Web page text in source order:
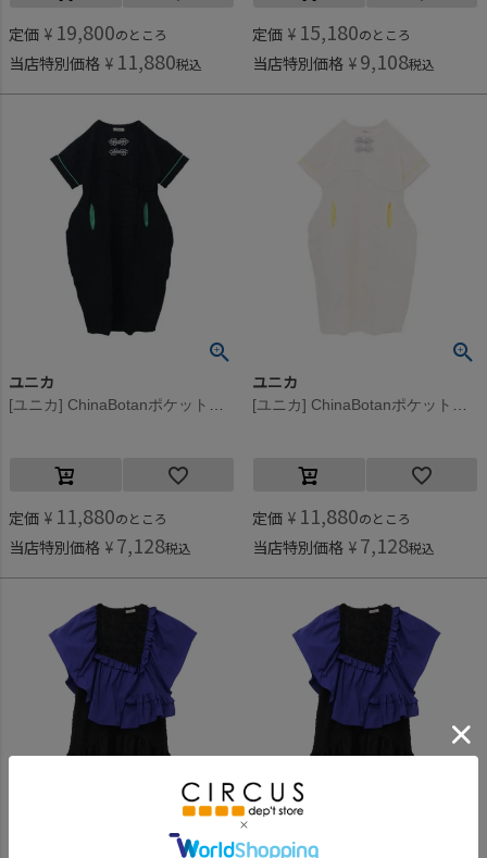
定価 ¥ 19,800のところ
当店特別価格 ¥ 11,880税込
定価 ¥ 15,180のところ
当店特別価格 ¥ 9,108税込
ユニカ
定価 ¥ 11,880のところ
当店特別価格 ¥ 7,128税込
ユニカ
定価 ¥ 11,880のところ
当店特別価格 ¥ 7,128税込